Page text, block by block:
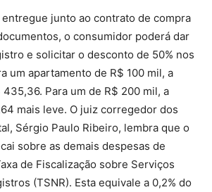
junto ao contrato de compra
o consumidor poderá dar
e solicitar o desconto de 50% nos
um apartamento de R$ 100 mil, a
Para um de R$ 200 mil, a
mais leve. O juiz corregedor dos
Sérgio Paulo Ribeiro, lembra que o
sobre as demais despesas de
de Fiscalização sobre Serviços
(TSNR). Esta equivale a 0,2% do